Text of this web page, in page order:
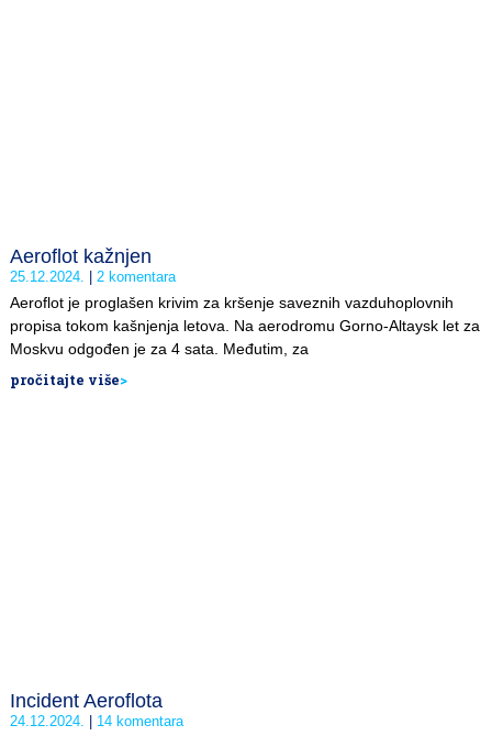
Aeroflot kažnjen
25.12.2024. 2 komentara
Aeroflot je proglašen krivim za kršenje saveznih vazduhoplovnih
propisa tokom kašnjenja letova. Na aerodromu Gorno-Altaysk let za
Moskvu odgođen je za 4 sata. Međutim, za
pročitajte više>
Incident Aeroflota
24.12.2024. 14 komentara